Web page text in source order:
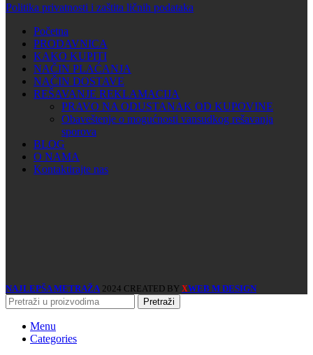
Politika privatnosti i zaštita ličnih podataka
Početna
PRODAVNICA
KAKO KUPITI
NAČIN PLAĆANJA
NAČIN DOSTAVE
REŠAVANJE REKLAMACIJA
PRAVO NA ODUSTANAK OD KUPOVINE
Obaveštenje o mogućnosti vansudkog rešavanja
sporova
BLOG
O NAMA
Kontaktirajte nas
NAJLEPŠA METRAŽA 2024 CREATED BY XWEB M DESIGN
Pretraži
Menu
Categories